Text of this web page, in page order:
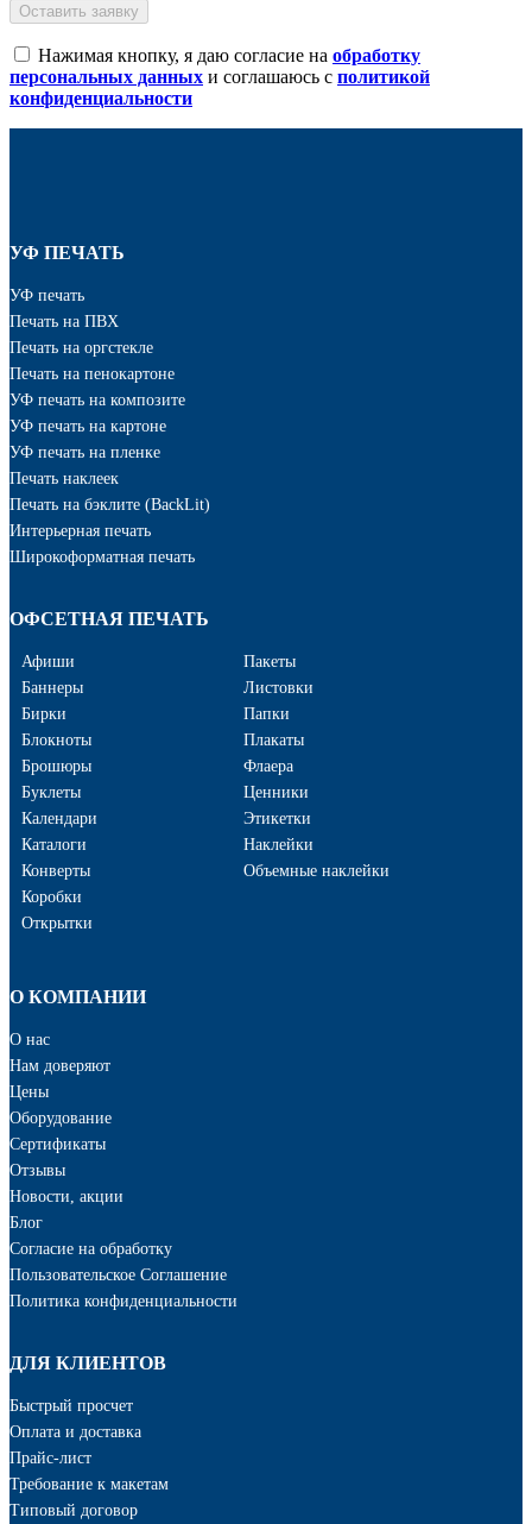
Оставить заявку
Нажимая кнопку, я даю согласие на обработку
персональных данных и соглашаюсь с политикой
конфиденциальности
УФ ПЕЧАТЬ
УФ печать
Печать на ПВХ
Печать на оргстекле
Печать на пенокартоне
УФ печать на композите
УФ печать на картоне
УФ печать на пленке
Печать наклеек
Печать на бэклите (BackLit)
Интерьерная печать
Широкоформатная печать
ОФСЕТНАЯ ПЕЧАТЬ
Афиши
Баннеры
Бирки
Блокноты
Брошюры
Буклеты
Календари
Каталоги
Конверты
Коробки
Открытки
Пакеты
Листовки
Папки
Плакаты
Флаера
Ценники
Этикетки
Наклейки
Объемные наклейки
О КОМПАНИИ
О нас
Нам доверяют
Цены
Оборудование
Сертификаты
Отзывы
Новости, акции
Блог
Cогласие на обработку
Пользовательское Соглашение
Политика конфиденциальности
ДЛЯ КЛИЕНТОВ
Быстрый просчет
Оплата и доставка
Прайс-лист
Требование к макетам
Типовый договор